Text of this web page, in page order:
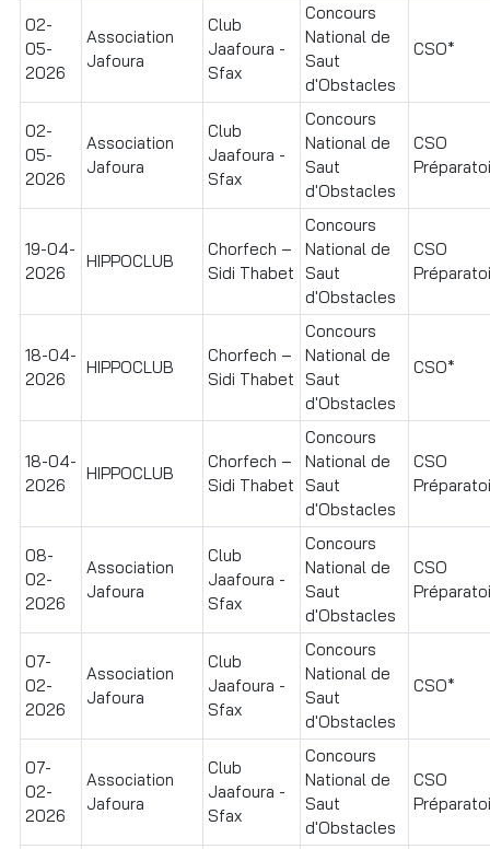
02-
05-
2026
Association
Jafoura
Club
Jaafoura -
Sfax
Concours
National de
Saut
d'Obstacles
CSO*
02-
05-
2026
Association
Jafoura
Club
Jaafoura -
Sfax
Concours
National de
Saut
d'Obstacles
CSO
19-04-
2026
HIPPOCLUB
Chorfech –
Sidi Thabet
Concours
National de
Saut
d'Obstacles
CSO
18-04-
2026
HIPPOCLUB
Chorfech –
Sidi Thabet
Concours
National de
Saut
d'Obstacles
CSO*
18-04-
2026
HIPPOCLUB
Chorfech –
Sidi Thabet
Concours
National de
Saut
d'Obstacles
CSO
08-
02-
2026
Association
Jafoura
Club
Jaafoura -
Sfax
Concours
National de
Saut
d'Obstacles
CSO
07-
02-
2026
Association
Jafoura
Club
Jaafoura -
Sfax
Concours
National de
Saut
d'Obstacles
CSO*
07-
02-
2026
Association
Jafoura
Club
Jaafoura -
Sfax
Concours
National de
Saut
d'Obstacles
CSO